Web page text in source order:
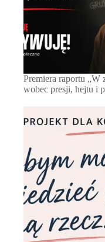
Premiera raportu „W
wobec presji, hejtu i